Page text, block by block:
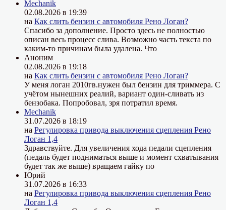
Mechanik
02.08.2026 в 19:39
на Как слить бензин с автомобиля Рено Логан?
Спасибо за дополнение. Просто здесь не полностью
описан весь процесс слива. Возможно часть текста по
каким-то причинам была удалена. Что
Аноним
02.08.2026 в 19:18
на Как слить бензин с автомобиля Рено Логан?
У меня логан 2010гв.нужен был бензин для триммера. С
учётом нынешних реалий, вариант один-сливать из
бензобака. Попробовал, зря потратил время.
Mechanik
31.07.2026 в 18:19
на Регулировка привода выключения сцепления Рено
Логан 1,4
Здравствуйте. Для увеличения хода педали сцепления
(педаль будет подниматься выше и момент схватывания
будет так же выше) вращаем гайку по
Юрий
31.07.2026 в 16:33
на Регулировка привода выключения сцепления Рено
Логан 1,4